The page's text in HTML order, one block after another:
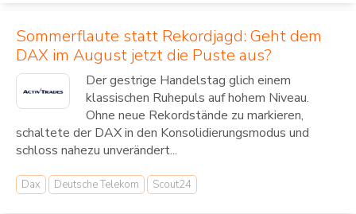
Sommerflaute statt Rekordjagd: Geht dem
DAX im August jetzt die Puste aus?
Der gestrige Handelstag glich einem
klassischen Ruhepuls auf hohem Niveau.
Ohne neue Rekordstände zu markieren,
schaltete der DAX in den Konsolidierungsmodus und
schloss nahezu unverändert...
Dax Deutsche Telekom Scout24